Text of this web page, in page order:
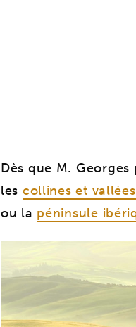
Dès que M.
les collines et
ou la péninsule